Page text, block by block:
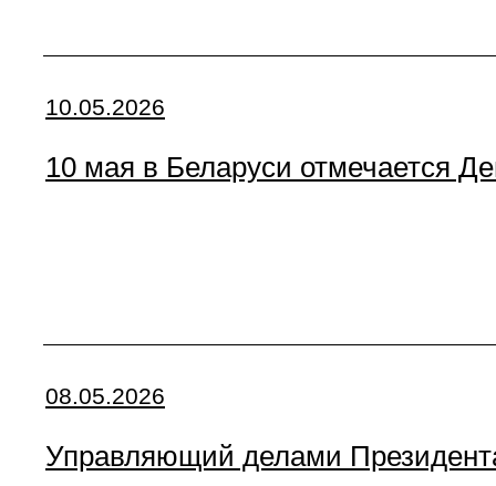
10.05.2026
10 мая в Беларуси отмечается
08.05.2026
Управляющий делами